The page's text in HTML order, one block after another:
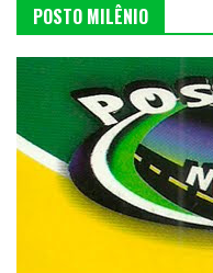
POSTO MILÊNIO